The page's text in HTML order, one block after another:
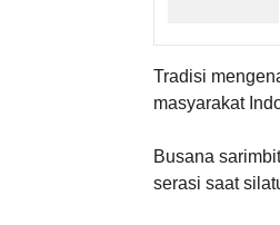
Tradisi
masyarakat
Busana
serasi saat